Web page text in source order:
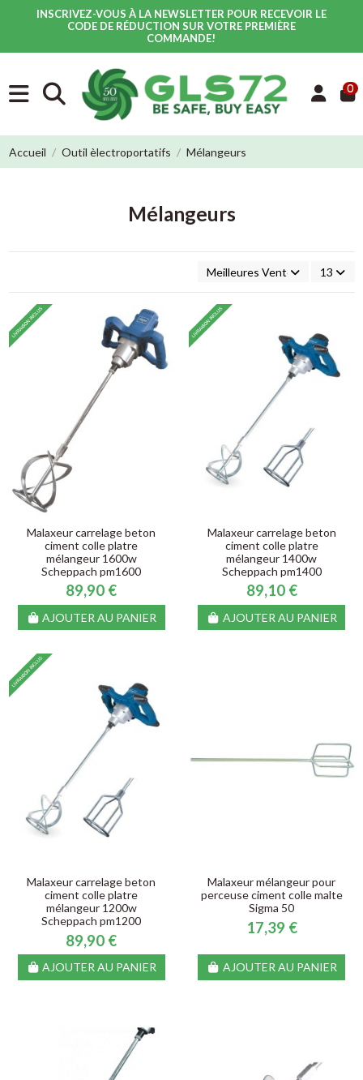
INSCRIVEZ-VOUS À LA NEWSLETTER POUR RECEVOIR LE
CODE DE RÉDUCTION SUR VOTRE PREMIÈRE
COMMANDE!
0
Accueil Outil èlectroportatifs Mélangeurs
Mélangeurs
Meilleures Ventes 13
Malaxeur carrelage beton
ciment colle platre
mélangeur 1600w
Scheppach pm1600
89,90 €
AJOUTER AU PANIER
Malaxeur carrelage beton
ciment colle platre
mélangeur 1400w
Scheppach pm1400
89,10 €
AJOUTER AU PANIER
Malaxeur carrelage beton
ciment colle platre
mélangeur 1200w
Scheppach pm1200
89,90 €
AJOUTER AU PANIER
Malaxeur mélangeur pour
perceuse ciment colle malte
Sigma 50
17,39 €
AJOUTER AU PANIER